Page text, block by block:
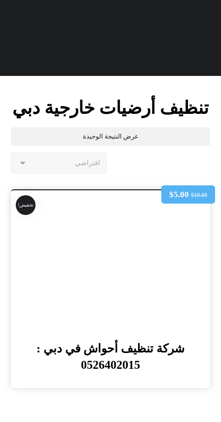
تنظيف أرضيات خارجية دبي
عرض النتيجة الوحيدة
تخفيض!
شركة تنظيف أحواش في دبي :
0526402015
$10.00
$5.00